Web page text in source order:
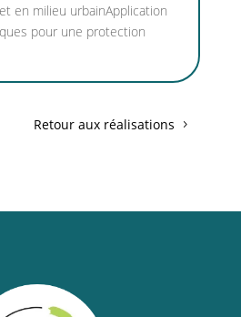
en milieu urbainApplication
pour une protection
Retour aux réalisations